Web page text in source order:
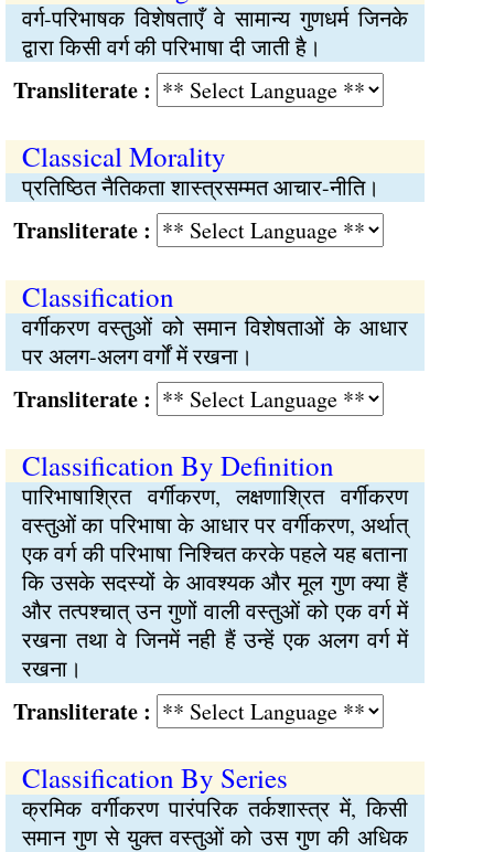
वर्ग-परिभाषक विशेषताएँ वे सामान्य गुणधर्म जिनके
द्वारा किसी वर्ग की परिभाषा दी जाती है।
:
Classical Morality
प्रतिष्ठित नैतिकता शास्त्रसम्मत आचार-नीति।
:
Classification
वर्गीकरण वस्तुओं को समान विशेषताओं के आधार
पर अलग-अलग वर्गों में रखना।
:
Classification By Definition
पारिभाषाश्रित वर्गीकरण, लक्षणाश्रित वर्गीकरण
वस्तुओं का परिभाषा के आधार पर वर्गीकरण, अर्थात्
एक वर्ग की परिभाषा निश्चित करके पहले यह बताना
कि उसके सदस्यों के आवश्यक और मूल गुण क्या हैं
और तत्पश्चात् उन गुणों वाली वस्तुओं को एक वर्ग में
रखना तथा वे जिनमें नही हैं उन्हें एक अलग वर्ग में
रखना।
:
Classification By Series
क्रमिक वर्गीकरण पारंपरिक तर्कशास्त्र में, किसी
समान गुण से युक्त वस्तुओं को उस गुण की अधिक